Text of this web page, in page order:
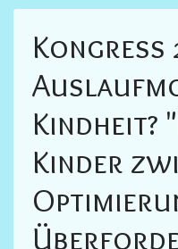
Kongress
Kindheit?
Kinder